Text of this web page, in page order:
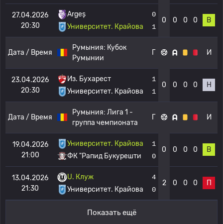
27.04.2026
20:30
Argeș
Университет. Крайова
0
1
0 0 0 0 В
Дата / Время
Румыния: Кубок
Румынии
Г И
23.04.2026
20:30
Из. Бухарест
Университет. Крайова
1
1
0 0 0 0 Н
Дата / Время
Румыния: Лига 1 -
группа чемпионата
Г И
19.04.2026
21:00
Университет. Крайова
ФК "Рапид Букурешти
1
0
0 0 0 0 В
13.04.2026
21:30
U. Клуж
Университет. Крайова
4
0
2 0 0 0 П
Показать ещё